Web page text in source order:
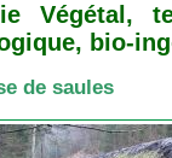
Végétal,
bio-
de saules